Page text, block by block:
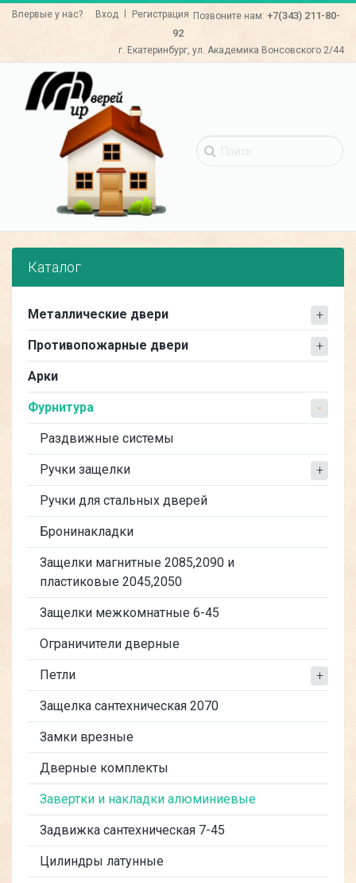
Перейти
Впервые у нас? Вход Регистрация Позвоните нам: +7(343) 211-80-
92
г. Екатеринбург, ул. Академика Вонсовского 2/44
Каталог
Металлические двери
Противопожарные двери
Арки
Фурнитура
Раздвижные системы
Ручки защелки
Ручки для стальных дверей
Бронинакладки
Защелки магнитные 2085,2090 и
пластиковые 2045,2050
Защелки межкомнатные 6-45
Ограничители дверные
Петли
Защелка сантехническая 2070
Замки врезные
Дверные комплекты
Завертки и накладки алюминиевые
Задвижка сантехническая 7-45
Цилиндры латунные